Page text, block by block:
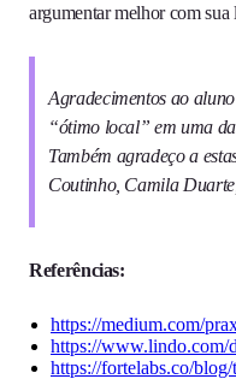
argumentar melhor com sua
Agradecimentos ao
“ótimo local” em uma
Também agradeço a
Coutinho, Camila
Referências:
https://medium.com/
https://www.lindo.com/
https://fortelabs.co/